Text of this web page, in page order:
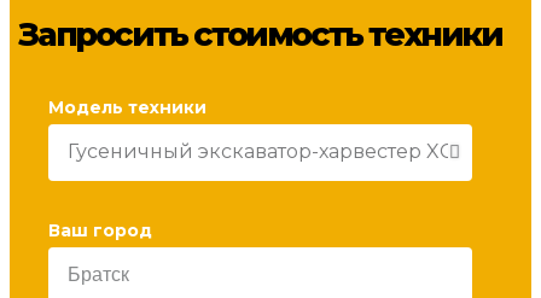
Запросить стоимость техники
Модель техники
Ваш город